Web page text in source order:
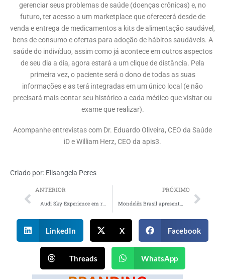
gerenciar seus problemas de saúde (doenças crônicas) e, no
futuro, ter acesso a um marketplace que oferecerá desde de
venda e entrega de medicamentos a kits de alimentação saudável,
bens de consumo e ofertas para adoção de hábitos saudáveis. A
saúde do indivíduo, assim como já acontece em outros aspectos
de seu dia a dia, agora estará a um clique de distância. Pela
primeira vez, o paciente será o dono de todas as suas
informações e as terá integradas em um único local (e não
precisará mais contar seu histórico a cada médico que visitar ou
exame que realizar).
Acompanhe entrevistas com Dr. Eduardo Oliveira, CEO da Saúde
iD e William Herz, CEO da apis3.
Criado por: Elisangela Peres
ANTERIOR
Audi Sky Experience em rooftop de São Paulo
PRÓXIMO
Mondelēz Brasil apresenta especial para confeiteiros
LinkedIn X Facebook
Threads WhatsApp